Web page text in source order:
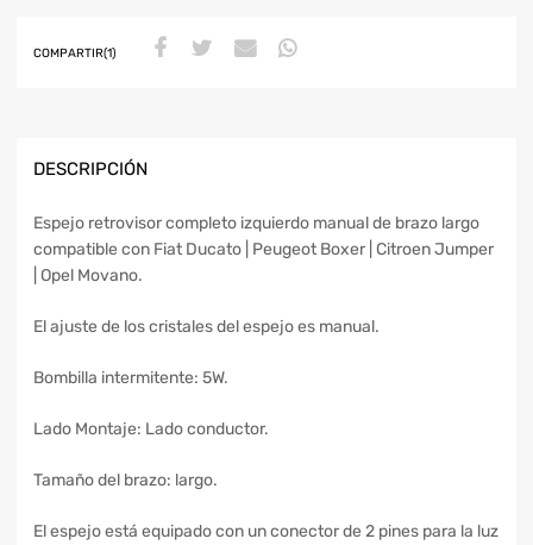
COMPARTIR(1)
DESCRIPCIÓN
Espejo retrovisor completo izquierdo manual de brazo largo
compatible con Fiat Ducato | Peugeot Boxer | Citroen Jumper
| Opel Movano.
El ajuste de los cristales del espejo es manual.
Bombilla intermitente: 5W.
Lado Montaje: Lado conductor.
Tamaño del brazo: largo.
El espejo está equipado con un conector de 2 pines para la luz